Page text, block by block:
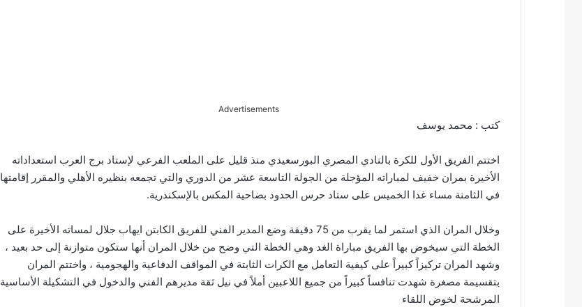
Advertisements
كتب : محمد يوسف
اختتم الفريق الأول للكرة بالنادي المصري البورسعيدي منذ قليل على الملعب الفرعي لإستاد برج العرب استعداداته
الأخيرة بمران خفيف لمباراته المؤجلة من الجولة التاسعة عشر من الدوري والتي تجمعه بنظيره الأهلي والمقرر إقامتها
في الثامنة مساء غدا الخميس على ستاد حرس الحدود بضاحية المكس بالإسكندرية.
وخلال المران الذي استمر لما يقرب من 75 دقيقة وضع المدير الفني للفريق الكابتن ايهاب جلال لمساته الأخيرة على
الخطة التي سيخوض بها الفريق مباراة الغد وهي الخطة التي وضح من خلال المران أنها ستكون متوازنة إلى حد بعيد ،
وشهد المران تركيزاً كبيراً على كيفية التعامل مع الكرات الثابتة في المواقف الدفاعية والهجومية ، واختتم المران
بتقسيمة مصغرة شهدت تنافساً كبيراً من جميع اللاعبين أملاً في نيل ثقة مديرهم الفني والدخول في التشكيلة الأساسية
المرشحة لخوض اللقاء